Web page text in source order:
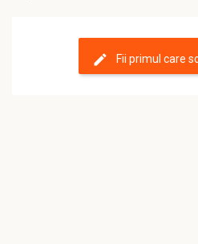
Fii primul care